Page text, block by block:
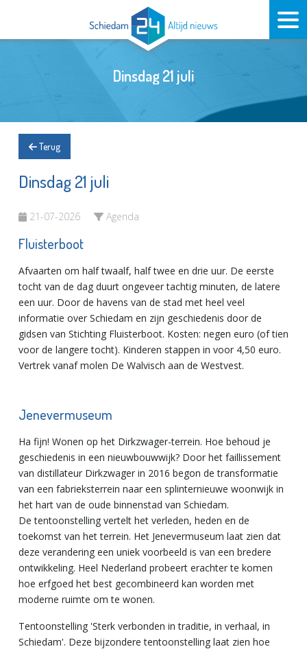
Dinsdag 21 juli
Terug
Dinsdag 21 juli
21-07-2026 Agenda
Fluisterboot
Afvaarten om half twaalf, half twee en drie uur. De eerste
tocht van de dag duurt ongeveer tachtig minuten, de latere
een uur. Door de havens van de stad met heel veel
informatie over Schiedam en zijn geschiedenis door de
gidsen van Stichting Fluisterboot. Kosten: negen euro (of tien
voor de langere tocht). Kinderen stappen in voor 4,50 euro.
Vertrek vanaf molen De Walvisch aan de Westvest.
Jenevermuseum
Ha fijn! Wonen op het Dirkzwager-terrein. Hoe behoud je
geschiedenis in een nieuwbouwwijk? Door het faillissement
van distillateur Dirkzwager in 2016 begon de transformatie
van een fabrieksterrein naar een splinternieuwe woonwijk in
het hart van de oude binnenstad van Schiedam.
De tentoonstelling vertelt het verleden, heden en de
toekomst van het terrein. Het Jenevermuseum laat zien dat
deze verandering een uniek voorbeeld is van een bredere
ontwikkeling. Heel Nederland probeert erachter te komen
hoe erfgoed het best gecombineerd kan worden met
moderne ruimte om te wonen.
Tentoonstelling 'Sterk verbonden in traditie, in verhaal, in
Schiedam'. Deze bijzondere tentoonstelling laat zien hoe